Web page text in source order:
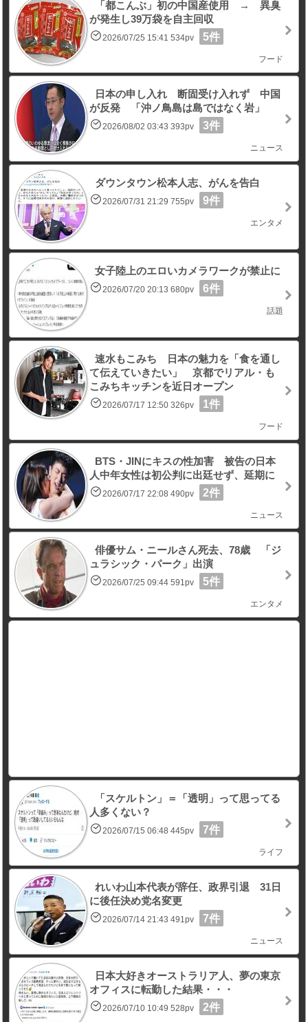
「都こんぶ」初の中国産使用 → 異臭
が発生し39万袋を自主回収
2026/07/25 15:41 534pv 5件
フード
日本の申し入れ 断固受け入れず 中国
が反発 「沖ノ鳥島は島ではなく岩」
2026/08/02 03:43 393pv 3件
ニュース
ダウンタウン松本人志、がんを告白
2026/07/31 21:29 755pv 9件
エンタメ
女子陸上のエロいカメラワークが禁止に
2026/07/20 20:13 680pv 6件
話題
速水もこみち 日本の魅力を「食を通し
て伝えていきたい」 京都でリアル・も
こみちキッチンを近日オープン
2026/07/17 12:50 326pv 1件
フード
BTS・JINにキスの性加害 被告の日本
人中年女性は初公判に出廷せず、延期に
2026/07/17 22:08 490pv 2件
ニュース
俳優サム・ニールさん死去、78歳 「ジ
ュラシック・パーク」出演
2026/07/25 09:44 591pv 5件
エンタメ
「スケルトン」＝「透明」って思ってる
人多くない？
2026/07/15 06:48 445pv 7件
ライフ
れいわ山本代表が辞任、政界引退 31日
に後任決め党名変更
2026/07/14 21:43 491pv 7件
ニュース
日本大好きオーストラリア人、夢の東京
オフィスに転勤した結果・・・
2026/07/10 10:49 528pv 2件